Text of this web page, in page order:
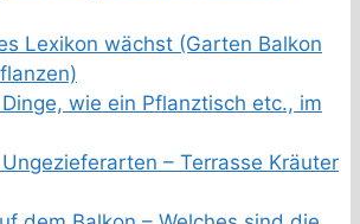
Lexikon wächst (Garten Balkon
wie ein Pflanztisch etc., im
– Terrasse Kräuter